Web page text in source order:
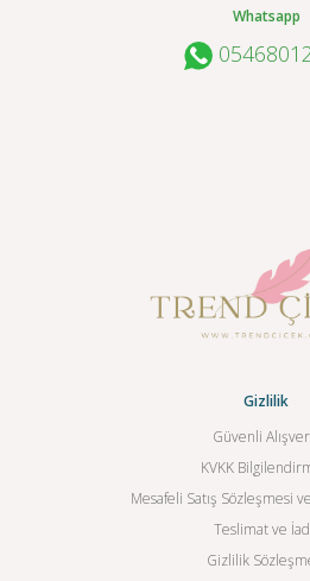
Whatsapp
Gizlilik
Güvenli
KVKK
Mesafeli Satış Sözleşmesi
Teslimat ve
Gizlilik